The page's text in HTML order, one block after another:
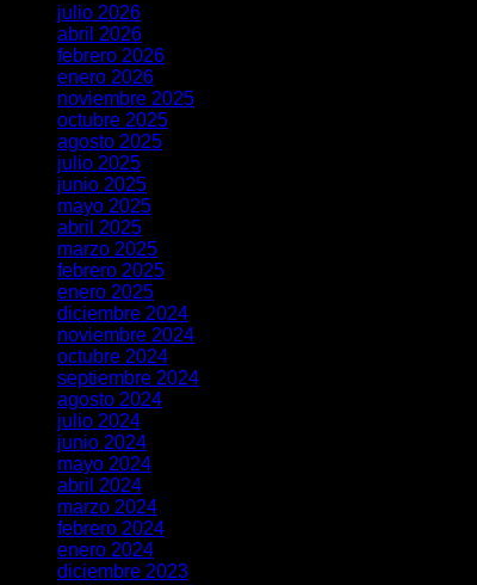
julio 2026
abril 2026
febrero 2026
enero 2026
noviembre 2025
octubre 2025
agosto 2025
julio 2025
junio 2025
mayo 2025
abril 2025
marzo 2025
febrero 2025
enero 2025
diciembre 2024
noviembre 2024
octubre 2024
septiembre 2024
agosto 2024
julio 2024
junio 2024
mayo 2024
abril 2024
marzo 2024
febrero 2024
enero 2024
diciembre 2023